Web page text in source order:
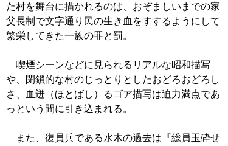
た村を舞台に描かれるのは、おぞましいまでの家
父長制で文字通り民の生き血をすするようにして
繁栄してきた一族の罪と罰。
喫煙シーンなどに見られるリアルな昭和描写
や、閉鎖的な村のじっとりとしたおどろおどろし
さ、血迸（ほとばし）るゴア描写は迫力満点であ
っという間に引き込まれる。
また、復員兵である水木の過去は『総員玉砕せ